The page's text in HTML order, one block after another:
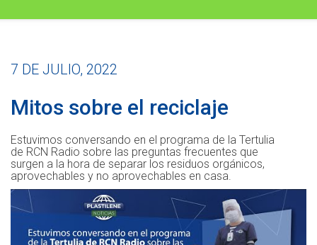
7 DE JULIO, 2022
Mitos sobre el reciclaje
Estuvimos conversando en el programa de la Tertulia
de RCN Radio sobre las preguntas frecuentes que
surgen a la hora de separar los residuos orgánicos,
aprovechables y no aprovechables en casa.